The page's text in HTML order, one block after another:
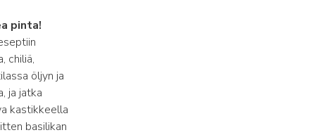
pinta!
chiliä,
öljyn ja
ja jatka
kastikkeella
basilikan